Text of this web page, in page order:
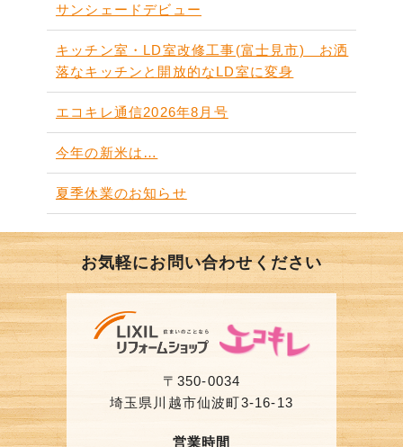
サンシェードデビュー
キッチン室・LD室改修工事(富士見市) お洒
落なキッチンと開放的なLD室に変身
エコキレ通信2026年8月号
今年の新米は…
夏季休業のお知らせ
お気軽にお問い合わせください
〒350-0034
埼玉県川越市仙波町3-16-13
営業時間